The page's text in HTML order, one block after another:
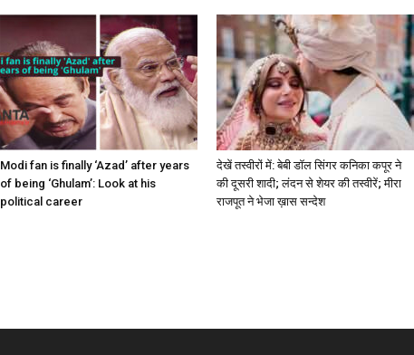
Modi fan is finally ‘Azad’ after years
of being ‘Ghulam’: Look at his
political career
देखें तस्वीरों में: बेबी डॉल सिंगर कनिका कपूर ने
की दूसरी शादी; लंदन से शेयर की तस्वीरें; मीरा
राजपूत ने भेजा ख़ास सन्देश